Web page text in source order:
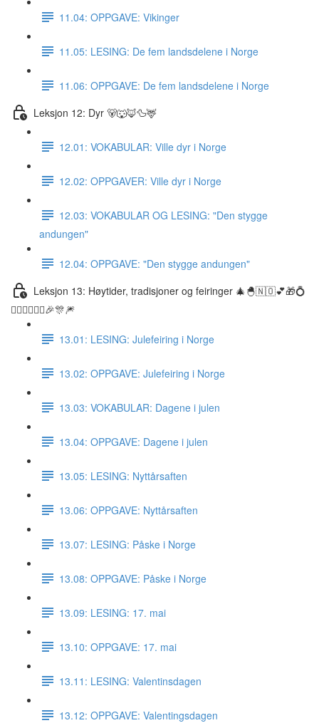
11.04: OPPGAVE: Vikinger
11.05: LESING: De fem landsdelene i Norge
11.06: OPPGAVE: De fem landsdelene i Norge
Leksjon 12: Dyr 🐻🐺🦊🦆🦌
12.01: VOKABULAR: Ville dyr i Norge
12.02: OPPGAVER: Ville dyr i Norge
12.03: VOKABULAR OG LESING: "Den stygge
andungen"
12.04: OPPGAVE: "Den stygge andungen"
Leksjon 13: Høytider, tradisjoner og feiringer 🎄🐣🇳🇴💕🎁💍
👰🏼‍♀️🤵🏽‍♂️🎉🎊🎆
13.01: LESING: Julefeiring i Norge
13.02: OPPGAVE: Julefeiring i Norge
13.03: VOKABULAR: Dagene i julen
13.04: OPPGAVE: Dagene i julen
13.05: LESING: Nyttårsaften
13.06: OPPGAVE: Nyttårsaften
13.07: LESING: Påske i Norge
13.08: OPPGAVE: Påske i Norge
13.09: LESING: 17. mai
13.10: OPPGAVE: 17. mai
13.11: LESING: Valentinsdagen
13.12: OPPGAVE: Valentingsdagen